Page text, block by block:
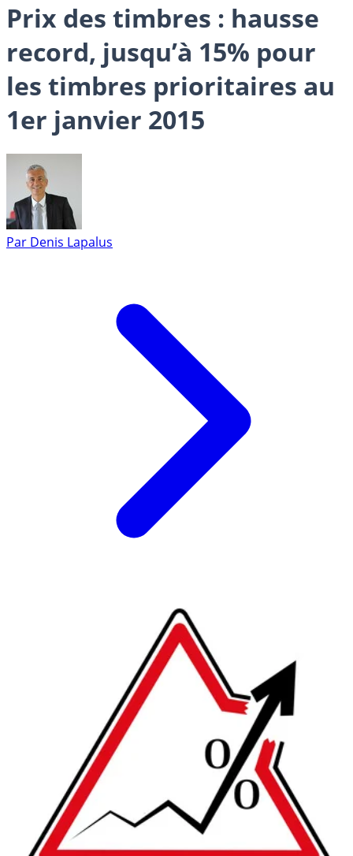
Prix des timbres : hausse
record, jusqu’à 15% pour
les timbres prioritaires au
1er janvier 2015
Par Denis Lapalus